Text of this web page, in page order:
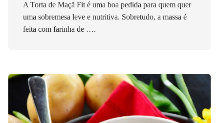
A Torta de Maçã Fit é uma boa pedida para quem quer
uma sobremesa leve e nutritiva. Sobretudo, a massa é
feita com farinha de ….